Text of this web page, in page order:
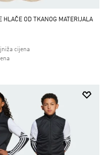
HLAČE OD TKANOG MATERIJALA
cijena